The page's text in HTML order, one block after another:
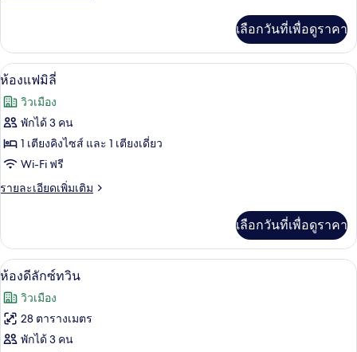
เกี่ยว
กับ
Premier
เลือกวันที่เพื่อดูราคา
เปิด
ภาพถ่าย
ทั้งหมด
ของ
ห้อง
แฟ
ลี่
ตู้นิรภัยในห้องพัก, โต๊ะทำงาน, พื้นที่ท
6
ห้องแฟมิลี่
วิวเมือง
พักได้ 3 คน
1 เตียงคิงไซส์ และ 1 เตียงเดี่ยว
Wi-Fi ฟรี
รายละเอียดเพิ่มเติม
ราย
เกี่ยว
กับ
ห้อง
มิ
ลี่
เลือกวันที่เพื่อดูราคา
เปิด
ภาพถ่าย
ทั้งหมด
ของ
ตู้นิรภัยในห้องพัก, โต๊ะทำงาน, พื้นที่ท
6
ห้องดีลักซ์ทวิน
วิวเมือง
28 ตารางเมตร
พักได้ 3 คน